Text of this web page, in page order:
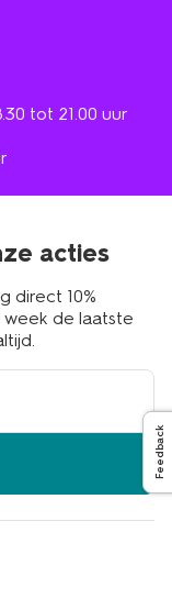
tot 21.00 uur
acties
direct 10%
de laatste
Feedback